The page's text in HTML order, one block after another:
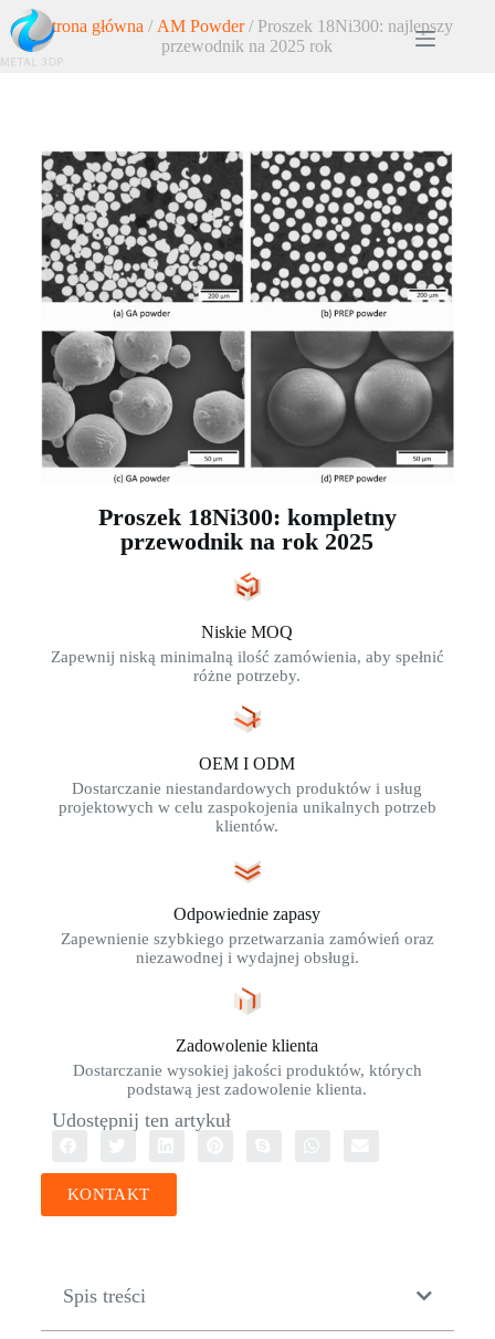
Strona główna / AM Powder/ Proszek 18Ni300: najlepszy
przewodnik na 2025 rok
Proszek 18Ni300: kompletny
przewodnik na rok 2025
Niskie MOQ
Zapewnij niską minimalną ilość zamówienia, aby spełnić
różne potrzeby.
OEM I ODM
Dostarczanie niestandardowych produktów i usług
projektowych w celu zaspokojenia unikalnych potrzeb
klientów.
Odpowiednie zapasy
Zapewnienie szybkiego przetwarzania zamówień oraz
niezawodnej i wydajnej obsługi.
Zadowolenie klienta
Dostarczanie wysokiej jakości produktów, których
podstawą jest zadowolenie klienta.
Udostępnij ten artykuł
KONTAKT
Spis treści